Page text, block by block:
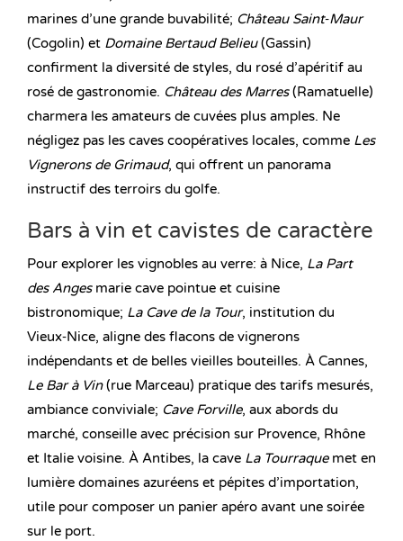
marines d’une grande buvabilité; Château Saint‑Maur
(Cogolin) et Domaine Bertaud Belieu(Gassin)
confirment la diversité de styles, du rosé d’apéritif au
rosé de gastronomie. Château des Marres(Ramatuelle)
charmera les amateurs de cuvées plus amples. Ne
négligez pas les caves coopératives locales, comme Les
Vignerons de Grimaud, qui offrent un panorama
instructif des terroirs du golfe.
Bars à vin et cavistes de caractère
Pour explorer les vignobles au verre: à Nice, La Part
des Angesmarie cave pointue et cuisine
bistronomique; La Cave de la Tour, institution du
Vieux‑Nice, aligne des flacons de vignerons
indépendants et de belles vieilles bouteilles. À Cannes,
Le Bar à Vin(rue Marceau) pratique des tarifs mesurés,
ambiance conviviale; Cave Forville, aux abords du
marché, conseille avec précision sur Provence, Rhône
et Italie voisine. À Antibes, la cave La Tourraquemet en
lumière domaines azuréens et pépites d’importation,
utile pour composer un panier apéro avant une soirée
sur le port.